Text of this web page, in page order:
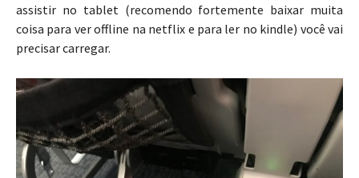
assistir no tablet (recomendo fortemente baixar muita
coisa para ver offline na netflix e para ler no kindle) você vai
precisar carregar.